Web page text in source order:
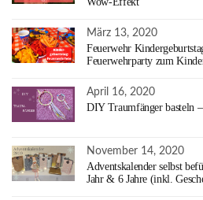
März 13, 2020
Feuerwehr
Feuerwehrparty zum
April 16, 2020
DIY Traumfänger basteln
November 14, 2020
Adventskalender selbst
Jahr & 6 Jahre (inkl.